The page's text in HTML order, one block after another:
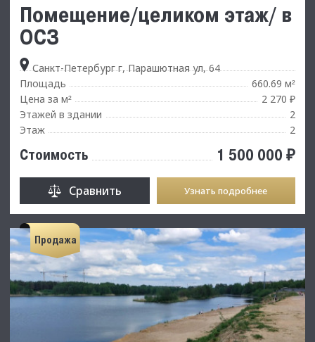
Помещение/целиком этаж/ в
ОСЗ
Санкт-Петербург г, Парашютная ул, 64
Площадь
660.69 м²
Цена за м²
2 270 ₽
Этажей в здании
2
Этаж
2
Стоимость 1 500 000 ₽
Сравнить Узнать подробнее
Продажа